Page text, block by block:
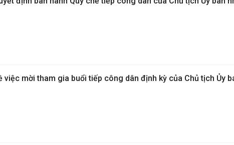
việc mời tham gia buổi tiếp công dân định kỳ của Chủ tịch Ủy